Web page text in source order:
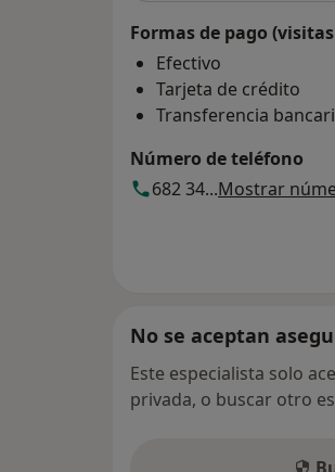
Formas de pago
Efectivo
Tarjeta de crédito
Transferencia
Número de teléfono
682 34...Mostrar
No se aceptan
Este especialista solo
privada, o buscar otro